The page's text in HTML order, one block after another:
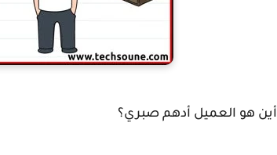
أين هو العميل أدهم صبري؟